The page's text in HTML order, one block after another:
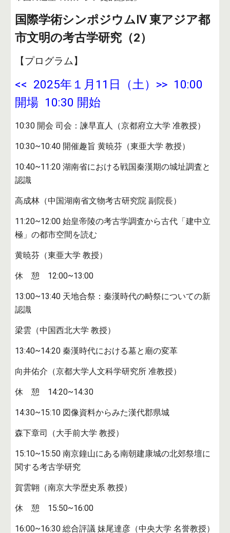
国際学術シンポジウムⅣ東アジア都
市文明の考古学研究（2）
【プログラム】
<< 2025年１月 11 日（土）>> 10:00
開場 10:30 開始
10:30 開会 司会：諫早直人（京都府立大学 准教授）
10:30~10:40 開催趣旨 黄暁芬（東亜大学 教授）
10:40~11:20 湖南省における戦国秦漢期の城址調査と
認識
高成林（中国湖南省文物考古研究院 副院長）
11:20~12:00 始皇帝陵の考古学調査から古代「建中立
極」の都市空間を読む
黄暁芬（東亜大学 教授）
休 憩 12:00~13:00
13:00~13:40 天地合祭：秦漢時代の畤祭についての新
認識
梁雲（中国西北大学 教授）
13:40~14:20 秦漢時代における墓と廟の変革
向井佑介（京都大学人文科学研究所 准教授）
休 憩 14:20~14:30
14:30~15:10 図像資料からみた漢代郡県城
森下章司（大手前大学 教授）
15:10~15:50 南京鐘山にある南朝建康城の北郊祭壇に
関する考古学研究
賀雲翺（南京大学歴史系 教授）
休 憩 15:50~16:00
16:00~16:30 総合評議 妹尾達彦（中央大学 名誉教授）